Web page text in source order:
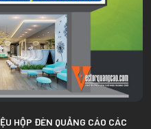
HỘP ĐÈN QUẢNG CÁO CÁC